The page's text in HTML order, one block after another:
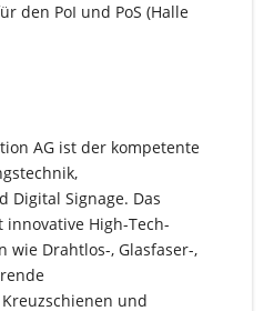
den PoI und PoS (Halle
AG ist der kompetente
Digital Signage. Das
High-Tech-
wie Drahtlos-, Glasfaser-,
und